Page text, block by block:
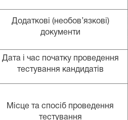
Додаткові (необов’язкові)
документи
Дата і час початку проведення
тестування кандидатів
Місце та спосіб проведення
тестування